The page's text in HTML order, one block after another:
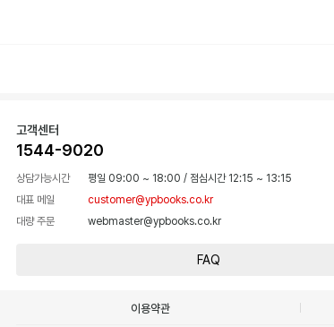
고객센터
1544-9020
상담가능시간 평일 09:00 ~ 18:00 / 점심시간 12:15 ~ 13:15
대표 메일
customer@ypbooks.co.kr
대량 주문
webmaster@ypbooks.co.kr
FAQ
이용약관